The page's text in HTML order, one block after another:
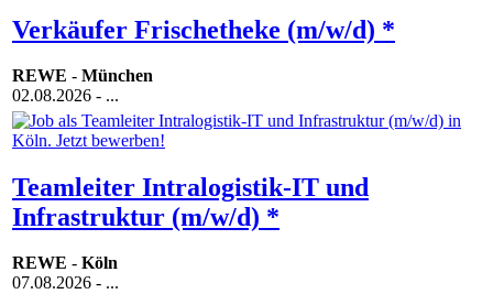
Verkäufer Frischetheke (m/w/d) *
REWE - München
02.08.2026 - ...
Teamleiter Intralogistik-IT und
Infrastruktur (m/w/d) *
REWE - Köln
07.08.2026 - ...